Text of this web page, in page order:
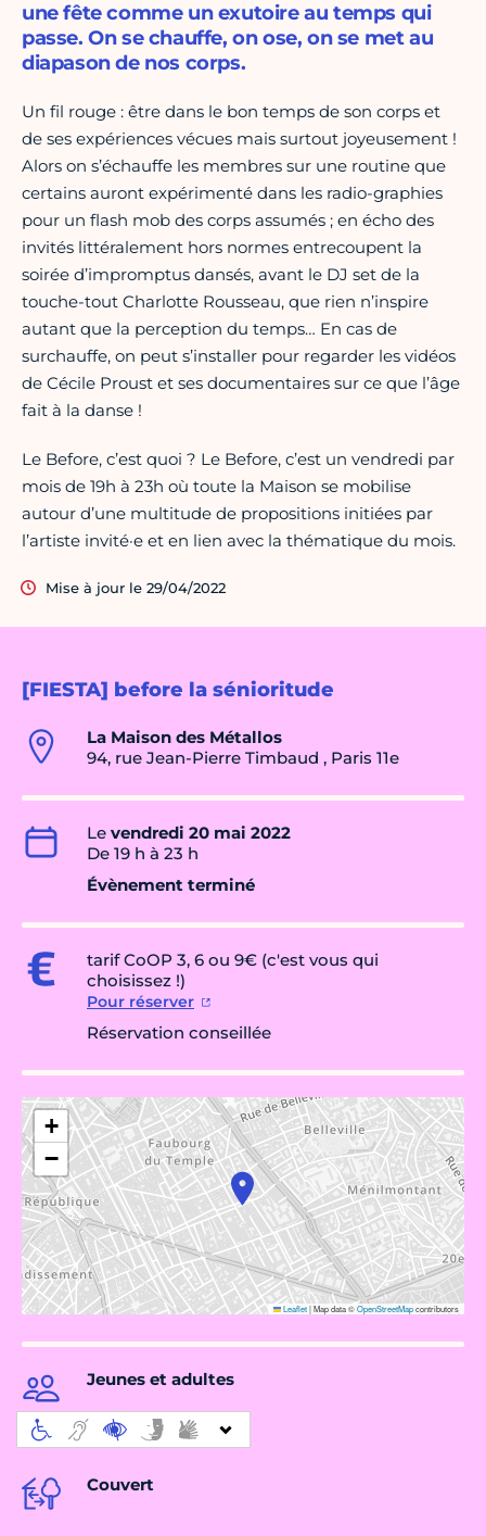
[FIESTA] before la sénioritude
La Maison des Métallos
94, rue Jean-Pierre Timbaud , Paris 11e
Le vendredi 20 mai 2022
De 19 h à 23 h
Évènement terminé
tarif CoOP 3, 6 ou 9€ (c'est vous qui
choisissez !)
Pour réserver
Réservation conseillée
+
−
Leaflet|Map data ©OpenStreetMapcontributors
Jeunes et adultes
Couvert
une fête comme un exutoire au temps qui
passe. On se chauffe, on ose, on se met au
diapason de nos corps.
Un fil rouge : être dans le bon temps de son corps et
de ses expériences vécues mais surtout joyeusement !
Alors on s’échauffe les membres sur une routine que
certains auront expérimenté dans les radio-graphies
pour un flash mob des corps assumés ; en écho des
invités littéralement hors normes entrecoupent la
soirée d’impromptus dansés, avant le DJ set de la
touche-tout Charlotte Rousseau, que rien n’inspire
autant que la perception du temps… En cas de
surchauffe, on peut s’installer pour regarder les vidéos
de Cécile Proust et ses documentaires sur ce que l’âge
fait à la danse !
Le Before, c’est quoi ? Le Before, c’est un vendredi par
mois de 19h à 23h où toute la Maison se mobilise
autour d’une multitude de propositions initiées par
l’artiste invité·e et en lien avec la thématique du mois.
Mise à jour le 29/04/2022